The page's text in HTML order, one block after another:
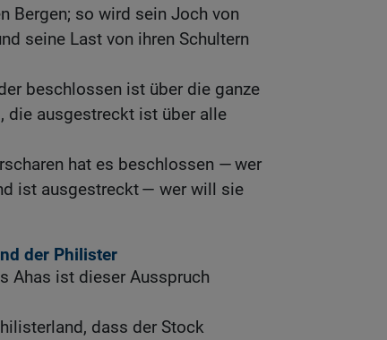
Bergen; so wird sein Joch von
seine Last von ihren Schultern
beschlossen ist über die ganze
die ausgestreckt ist über alle
hat es beschlossen — wer
ist ausgestreckt — wer will sie
der Philister
Ahas ist dieser Ausspruch
dass der Stock